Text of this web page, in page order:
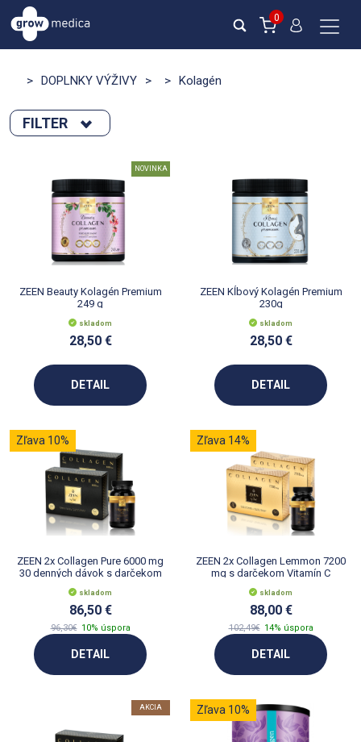
0
> DOPLNKY VÝŽIVY > > Kolagén
FILTER
novinka
Výpredaj
Novinka
Počet na stránku :
NOVINKA
ZEEN Beauty Kolagén Premium
249 g
skladom
28,50 €
DETAIL
ZEEN Kĺbový Kolagén Premium
230g
skladom
28,50 €
DETAIL
Zľava 10%
ZEEN 2x Collagen Pure 6000 mg
30 denných dávok s darčekom
Viamínom C
skladom
86,50 €
96,30€ 10% úspora
DETAIL
Zľava 14%
ZEEN 2x Collagen Lemmon 7200
mg s darčekom Vitamín C
skladom
88,00 €
102,49€ 14% úspora
DETAIL
AKCIA Zľava 10%